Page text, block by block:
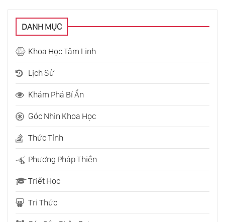
Tương Lai Có Tồn Tại Hay Không?
Trái Đất Đang Quay Nhanh Hơn Bình
Thường
Các Dạng Tồn Tại Của Vật Chất Trong Vũ Trụ
Trụ
DANH MỤC
Khoa Học Tâm Linh
Lịch Sử
Khám Phá Bí Ẩn
Góc Nhìn Khoa Học
Thức Tỉnh
Phương Pháp Thiền
Triết Học
Tri Thức